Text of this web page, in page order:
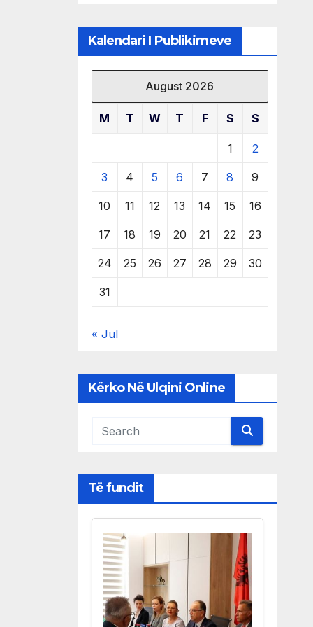
Kalendari I Publikimeve
August 2026
M T W T F S S
1 2
3 4 5 6 7 8 9
10 11 12 13 14 15 16
17 18 19 20 21 22 23
24 25 26 27 28 29 30
31
« Jul
Kërko Në Ulqini Online
Të fundit